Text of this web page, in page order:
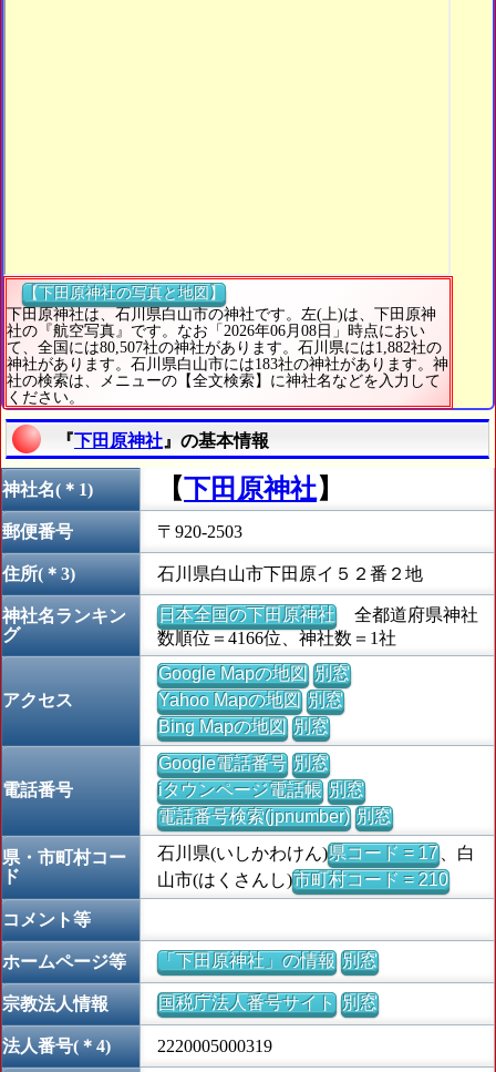
【下田原神社の写真と地図】
下田原神社は、石川県白山市の神社です。左(上)は、下田原神
社の『航空写真』です。なお「2026年06月08日」時点におい
て、全国には80,507社の神社があります。石川県には1,882社の
神社があります。石川県白山市には183社の神社があります。神
社の検索は、メニューの【全文検索】に神社名などを入力して
ください。
『下田原神社 』の基本情報
神社名(＊1) 【下田原神社】
郵便番号 〒920-2503
住所(＊3) 石川県白山市下田原イ５２番２地
神社名ランキン
グ
日本全国の下田原神社全都道府県神社
数順位＝4166位、神社数＝1社
アクセス
Google Mapの地図 別窓
Yahoo Mapの地図 別窓
Bing Mapの地図 別窓
電話番号
Google電話番号 別窓
iタウンページ電話帳 別窓
電話番号検索(jpnumber) 別窓
県・市町村コー
ド
石川県(いしかわけん)県コード = 17、白
山市(はくさんし)市町村コード = 210
コメント等
ホームページ等 「下田原神社」の情報 別窓
宗教法人情報 国税庁法人番号サイト 別窓
法人番号(＊4) 2220005000319